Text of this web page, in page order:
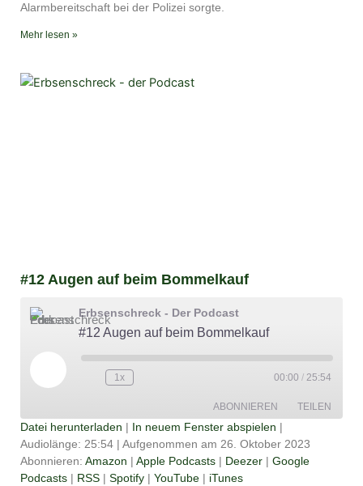
Alarmbereitschaft bei der Polizei sorgte.
Mehr lesen »
#12 Augen auf beim Bommelkauf
Erbsenschreck - Der Podcast
#12 Augen auf beim Bommelkauf
1x 00:00 / 25:54
ABONNIEREN TEILEN
Amazon
Deezer Google Podcasts
TEILEN
Datei herunterladen | In neuem Fenster abspielen |
Audiolänge: 25:54 | Aufgenommen am 26. Oktober 2023
Abonnieren: Amazon | Apple Podcasts | Deezer | Google
Podcasts | RSS | Spotify | YouTube | iTunes